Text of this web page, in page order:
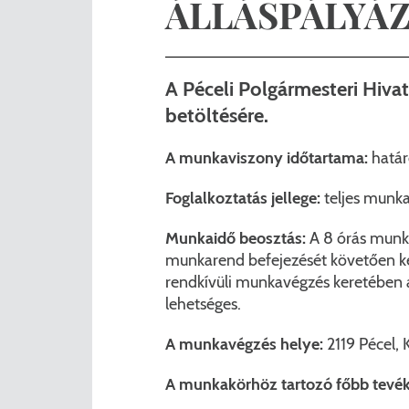
Nemzetiségi
Pályázatok
Településrendezés
Adatvédelem
Belső visszaélés bejelentő
A Péceli Polgármesteri
betöltésére.
A munkaviszony időtartama:
Foglalkoztatás jellege:teljes
Munkaidő beosztás:A 8 órás
munkarend befejezését követően
rendkívüli munkavégzés
lehetséges.
A munkavégzés helye:2119 Pécel,
A munkakörhöz tartozó főbb